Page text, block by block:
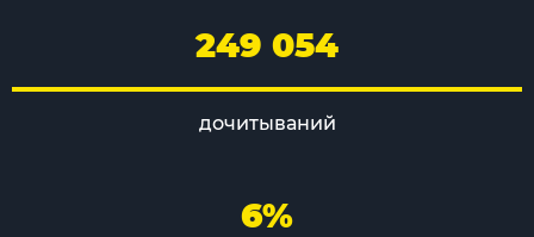
249 054
дочитываний
6%